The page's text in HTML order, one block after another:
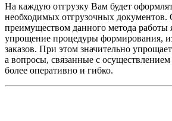
На каждую отгрузку Вам будет
необходимых отгрузочных
преимуществом данного метода работы
упрощение процедуры формирования,
заказов. При этом значительно
а вопросы, связанные с
более оперативно и гибко.